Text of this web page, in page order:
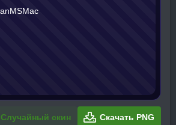
Случайный скин Скачать PNG